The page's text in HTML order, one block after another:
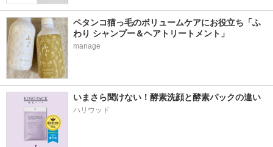
ペタンコ猫っ毛のボリュームケアにお役立ち「ふ
わり シャンプー＆ヘアトリートメント」
manage
いまさら聞けない！酵素洗顔と酵素パックの違い
ハリウッド